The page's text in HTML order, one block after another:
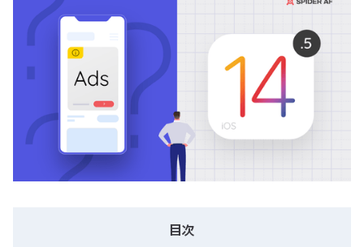
目次